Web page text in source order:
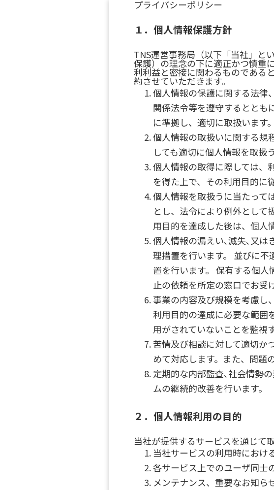
プライバシーポリシー
１．個人情報保護方針
TNS運営事務局（以下「当社」と
保護）の理念の下に適正かつ慎重
利利益と密接に関わるものである
約させていただきます。
個人情報の保護に関する法律
関係法令等を遵守するととも
に準拠し、適切に取扱います
個人情報の取扱いに関する規
しても適切に個人情報を取扱
個人情報の取得に際しては、
を得た上で、その利用目的に
個人情報を取扱うに当たって
とし、法令により例外として
用目的を達成した後は、個人
個人情報の漏えい､滅失､又は
理措置を行います。 並びに
置を行います。 保有する個
止の依頼を所定の窓口でお受
事業の内容及び規模を考慮し
利用目的の達成に必要な範囲
用がされていないことを監視
苦情及び相談に対して適切か
めて対応します。また、問題
定期的な内部監査､社会情勢
ムの継続的改善を行います。
２．個人情報利用の目的
当社が提供するサービスを通じて
当社サービスの利用時におけ
各サービス上でのユーザ同士
メンテナンス、重要なお知ら